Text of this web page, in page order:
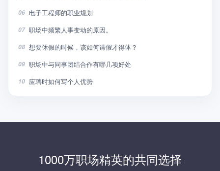
06 电子工程师的职业规划
07 职场中频繁人事变动的原因。
08 想要休假的时候，该如何请假才得体？
09 职场中与同事团结合作有哪几项好处
10 应聘时如何写个人优势
1000万职场精英的共同选择